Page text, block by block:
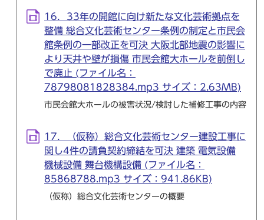
16．33年の開館に向け新たな文化芸術拠点を
整備 総合文化芸術センター条例の制定と市民会
館条例の一部改正を可決 大阪北部地震の影響に
より天井や壁が損傷 市民会館大ホールを前倒し
で廃止 (ファイル名：
78798081828384.mp3 サイズ：2.63MB)
市民会館大ホールの被害状況/検討した補修工事の内容
17．（仮称）総合文化芸術センター建設工事に
関し4件の請負契約締結を可決 建築 電気設備
機械設備 舞台機構設備 (ファイル名：
85868788.mp3 サイズ：941.86KB)
（仮称）総合文化芸術センターの概要